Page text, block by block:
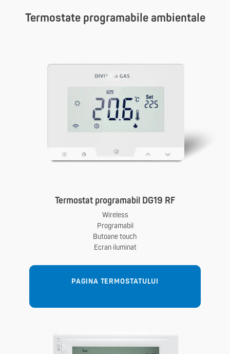
Termostate programabile ambientale
Termostat programabil DG19 RF
Wireless
Programabil
Butoane touch
Ecran iluminat
PAGINA TERMOSTATULUI